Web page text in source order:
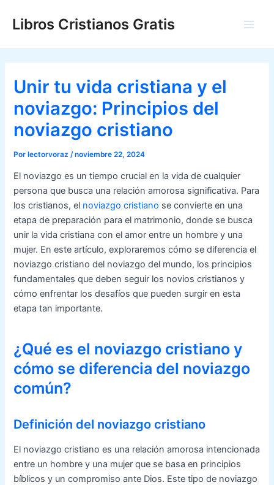
Libros Cristianos Gratis
Unir tu vida cristiana y el
noviazgo: Principios del
noviazgo cristiano
Porlectorvoraz /noviembre 22, 2024
El noviazgo es un tiempo crucial en la vida de cualquier
persona que busca una relación amorosa significativa. Para
los cristianos, el noviazgo cristiano se convierte en una
etapa de preparación para el matrimonio, donde se busca
unir la vida cristiana con el amor entre un hombre y una
mujer. En este artículo, exploraremos cómo se diferencia el
noviazgo cristiano del noviazgo del mundo, los principios
fundamentales que deben seguir los novios cristianos y
cómo enfrentar los desafíos que pueden surgir en esta
etapa tan importante.
¿Qué es el noviazgo cristiano y
cómo se diferencia del noviazgo
común?
Definición del noviazgo cristiano
El noviazgo cristiano es una relación amorosa intencionada
entre un hombre y una mujer que se basa en principios
bíblicos y un compromiso ante Dios. Este tipo de noviazgo